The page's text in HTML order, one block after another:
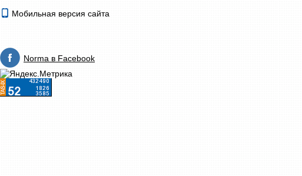
Мобильная версия сайта
Norma в Facebook